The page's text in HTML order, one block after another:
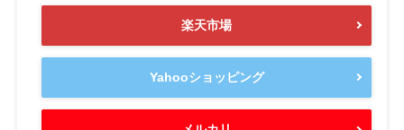
楽天市場
Yahooショッピング